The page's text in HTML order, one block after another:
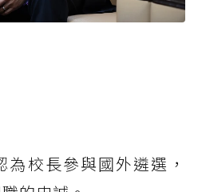
為校長參與國外遴選，